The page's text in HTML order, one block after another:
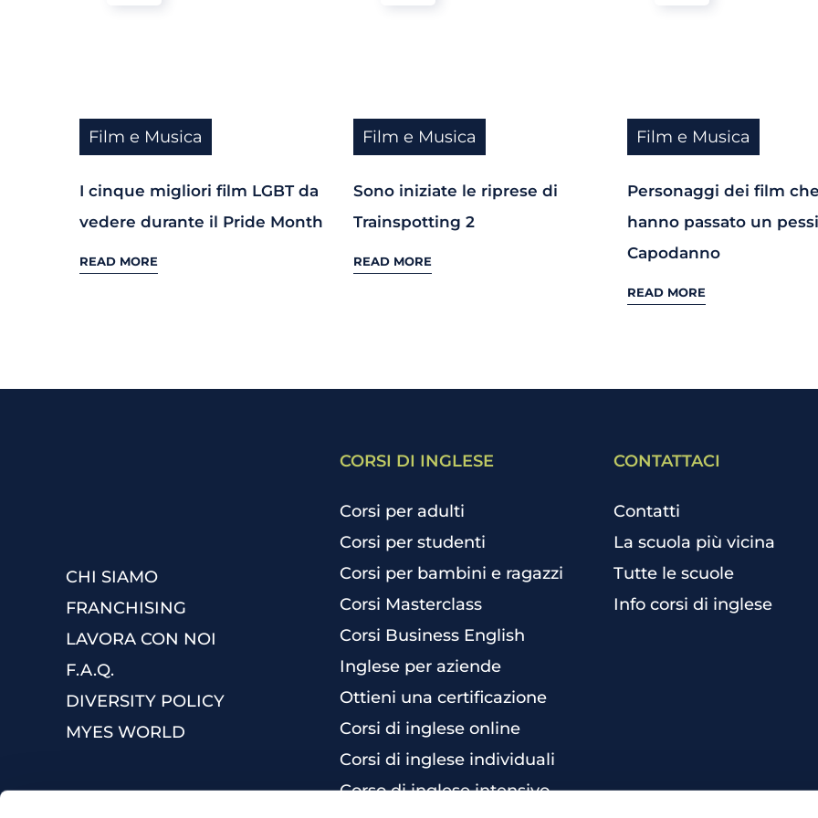
Film e Musica
I cinque migliori film LGBT da
vedere durante il Pride Month
READ MORE
Film e Musica
Sono iniziate le riprese di
Trainspotting 2
READ MORE
Film e Musica
Personaggi dei film che
hanno passato un
Capodanno
READ MORE
CHI SIAMO
FRANCHISING
LAVORA CON NOI
F.A.Q.
DIVERSITY POLICY
MYES WORLD
CORSI DI INGLESE
Corsi per adulti
Corsi per studenti
Corsi per bambini e ragazzi
Corsi Masterclass
Corsi Business English
Inglese per aziende
Ottieni una certificazione
Corsi di inglese online
Corsi di inglese individuali
Corso di inglese intensivo
CONTATTACI
Contatti
La scuola più vicina
Tutte le scuole
Info corsi di inglese